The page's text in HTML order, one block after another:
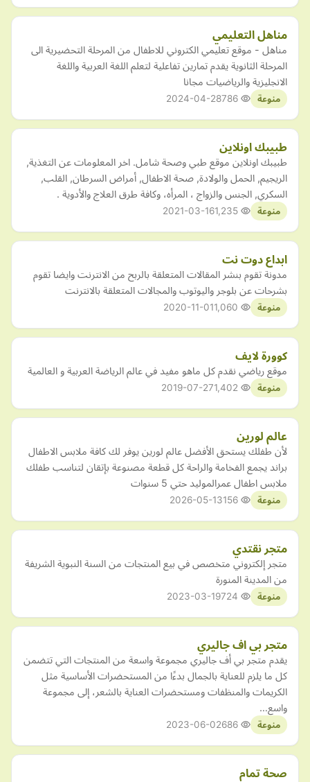
مناهل التعليمي
مناهل - موقع تعليمي الكتروني للاطفال من المرحلة التحضيرية الى
المرحلة الثانوية يقدم تمارين تفاعلية لتعلم اللغة العربية واللغة
الانجليزية والرياضيات مجانا
منوعة 2024-04-28
طبيبك اونلاين
طبيبك اونلاين موقع طبي وصحة شامل. اخر المعلومات عن التغذية,
الريجيم, الحمل والولادة, صحة الاطفال, أمراض السرطان, القلب,
السكري, الجنس والزواج ، المرأه، وكافة طرق العلاج والأدوية .
منوعة 2021-03-16
ابداع دوت نت
مدونة تقوم بنشر المقالات المتعلقة بالربح من الانترنت وايضا تقوم
بشرحات عن بلوجر واليوتوب والمجالات المتعلقة بالانترنت
منوعة 2020-11-01
كوورة لايف
موقع رياضي نقدم كل ماهو مفيد في عالم الرياضة العربية و العالمية
منوعة 2019-07-27
عالم لورين
لأن طفلك يستحق الأفضل عالم لورين يوفر لك كافة ملابس الاطفال
براند يجمع الفخامة والراحة كل قطعة مصنوعة بإتقان لتناسب طفلك
ملابس اطفال عمرالموليد حتي 5 سنوات
منوعة 2026-05-13
متجر نقتدي
متجر إلكتروني متخصص في بيع المنتجات من السنة النبوية الشريفة
من المدينة المنورة
منوعة 2023-03-19
متجر بي اف جاليري
يقدم متجر بي أف جاليري مجموعة واسعة من المنتجات التي تتضمن
كل ما يلزم للعناية بالجمال بدءًا من المستحضرات الأساسية مثل
الكريمات والمنظفات ومستحضرات العناية بالشعر، إلى مجموعة
واسع…
منوعة 2023-06-02
صحة تمام